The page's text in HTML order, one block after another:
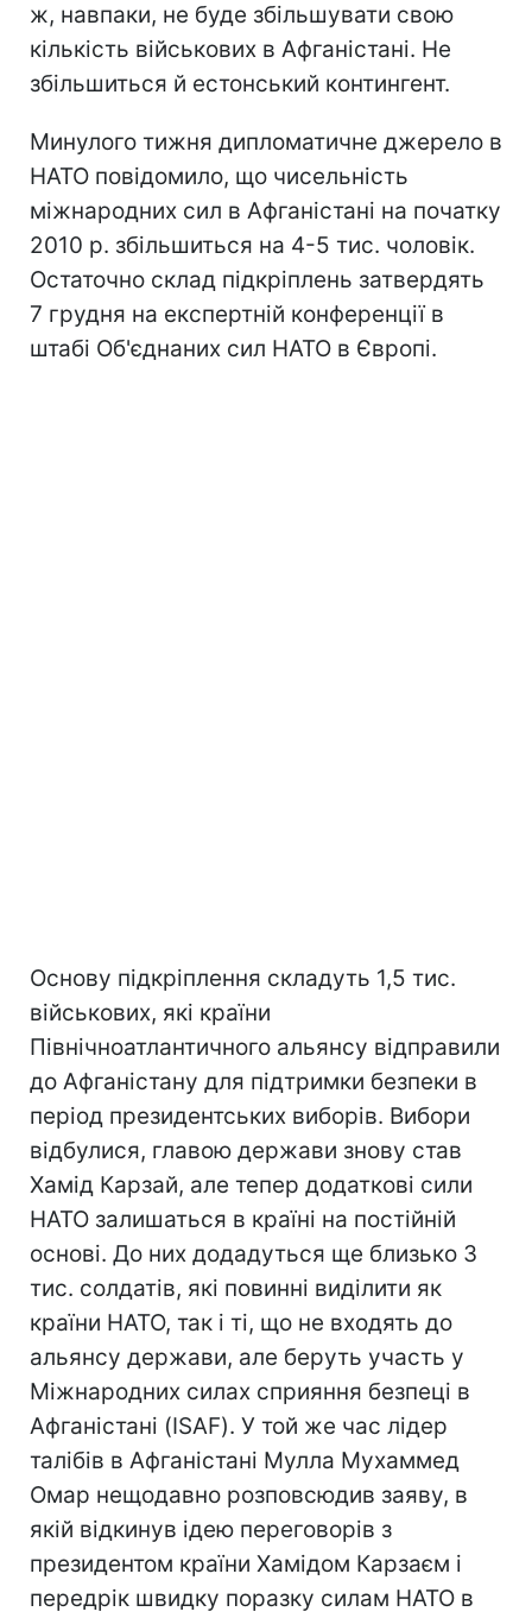
ж, навпаки, не буде збільшувати свою
кількість військових в Афганістані. Не
збільшиться й естонський контингент.
Минулого тижня дипломатичне джерело в
НАТО повідомило, що чисельність
міжнародних сил в Афганістані на початку
2010 р. збільшиться на 4-5 тис. чоловік.
Остаточно склад підкріплень затвердять
7 грудня на експертній конференції в
штабі Об'єднаних сил НАТО в Європі.
Основу підкріплення складуть 1,5 тис.
військових, які країни
Північноатлантичного альянсу відправили
до Афганістану для підтримки безпеки в
період президентських виборів. Вибори
відбулися, главою держави знову став
Хамід Карзай, але тепер додаткові сили
НАТО залишаться в країні на постійній
основі. До них додадуться ще близько 3
тис. солдатів, які повинні виділити як
країни НАТО, так і ті, що не входять до
альянсу держави, але беруть участь у
Міжнародних силах сприяння безпеці в
Афганістані (ISAF). У той же час лідер
талібів в Афганістані Мулла Мухаммед
Омар нещодавно розповсюдив заяву, в
якій відкинув ідею переговорів з
президентом країни Хамідом Карзаєм і
передрік швидку поразку силам НАТО в